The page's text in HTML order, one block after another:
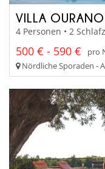
VILLA
4 Personen • 2
500 € - 590 €
pro
Nördliche Sporaden -